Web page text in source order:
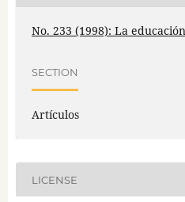
No. 233 (1998): La
SECTION
Artículos
LICENSE